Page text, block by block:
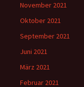
November 2021
Oktober 2021
September 2021
Juni 2021
März 2021
Februar 2021